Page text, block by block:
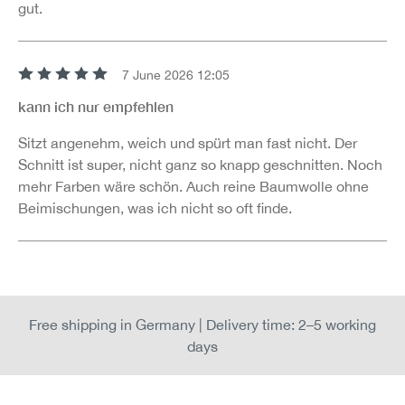
gut.
7 June 2026 12:05
kann ich nur empfehlen
Sitzt angenehm, weich und spürt man fast nicht. Der
Schnitt ist super, nicht ganz so knapp geschnitten. Noch
mehr Farben wäre schön. Auch reine Baumwolle ohne
Beimischungen, was ich nicht so oft finde.
Free shipping in Germany | Delivery time: 2–5 working
days